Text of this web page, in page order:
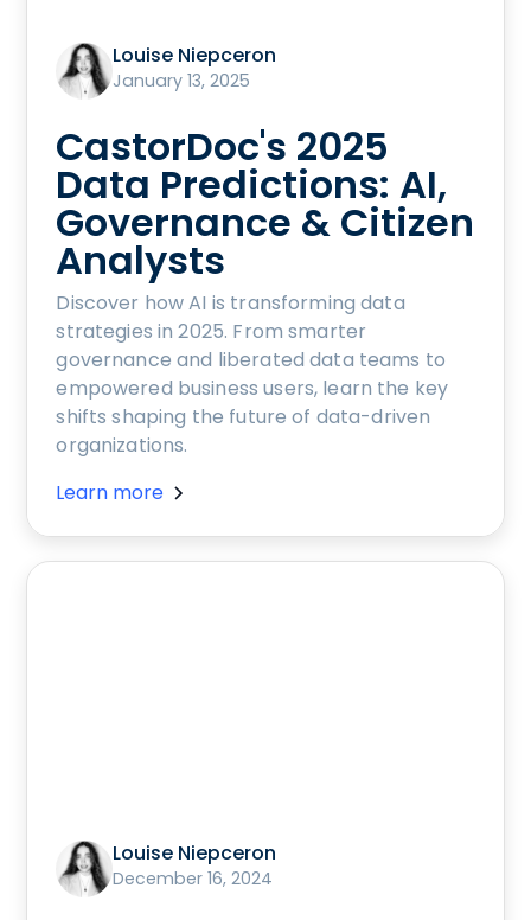
Louise Niepceron
January 13, 2025
CastorDoc's 2025
Data Predictions: AI,
Governance & Citizen
Analysts
Discover how AI is transforming data
strategies in 2025. From smarter
governance and liberated data teams to
empowered business users, learn the key
shifts shaping the future of data-driven
organizations.
Learn more
Louise Niepceron
December 16, 2024